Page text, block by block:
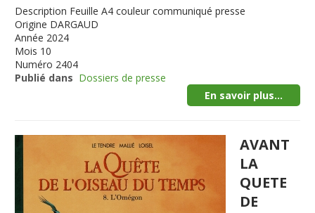
Description Feuille A4 couleur communiqué presse
Origine DARGAUD
Année 2024
Mois 10
Numéro 2404
Publié dans Dossiers de presse
En savoir plus...
AVANT
LA
QUETE
DE